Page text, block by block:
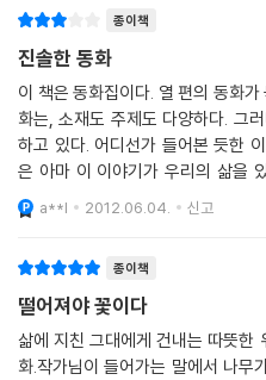
故 정채봉 작가의 딸을 떠올리며 쓴
이야기
“아빠, 간다……. 너, 너, 조금만 울
그 사실을 믿을 수가 없다. 새로는
라고 세상이 손가락질하는 것만 같
밭을 돌보는 일을 맡긴다. 새로는 자
님의 마음을 느낀다. “종이꽃은 떨
이지요.” 새로는 어느새 한걸음 성장
종이책
진솔한 동화
이 책은 동화집이다. 열 편의 동화
화는, 소재도 주제도 다양하다. 그
하고 있다. 어디선가 들어본 듯한
은 아마 이 이야기가 우리의 삶을
이야기하려 했기 때문일지도 모른
와 카툰이 동화의 맛을 살려준다. 때
a**l 2012.06.04. 신고
종이책
떨어져야 꽃이다
삶에 지친 그대에게 건내는 따뜻한
화.작가님이 들어가는 말에서 나무